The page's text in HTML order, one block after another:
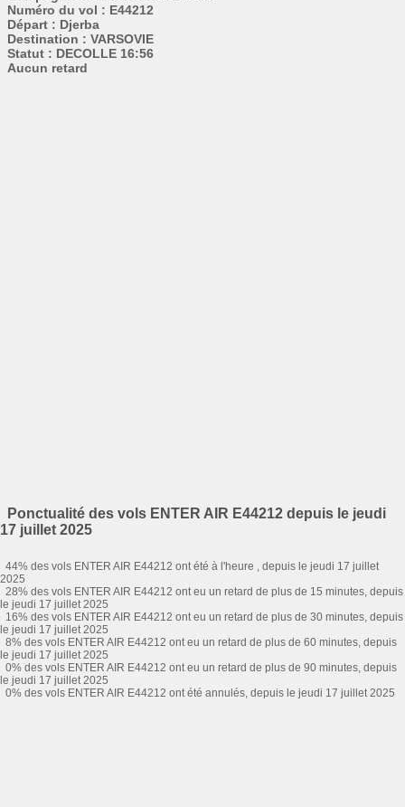
Numéro du vol : E44212
Départ : Djerba
Destination : VARSOVIE
Statut : DECOLLE 16:56
Aucun retard
Ponctualité des vols ENTER AIR E44212 depuis le jeudi
17 juillet 2025
44% des vols ENTER AIR E44212 ont été à l'heure , depuis le jeudi 17 juillet
2025
28% des vols ENTER AIR E44212 ont eu un retard de plus de 15 minutes, depuis
le jeudi 17 juillet 2025
16% des vols ENTER AIR E44212 ont eu un retard de plus de 30 minutes, depuis
le jeudi 17 juillet 2025
8% des vols ENTER AIR E44212 ont eu un retard de plus de 60 minutes, depuis
le jeudi 17 juillet 2025
0% des vols ENTER AIR E44212 ont eu un retard de plus de 90 minutes, depuis
le jeudi 17 juillet 2025
0% des vols ENTER AIR E44212 ont été annulés, depuis le jeudi 17 juillet 2025